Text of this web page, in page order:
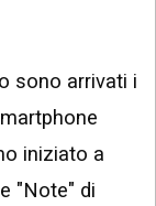
sono arrivati i
iniziato a
"Note" di